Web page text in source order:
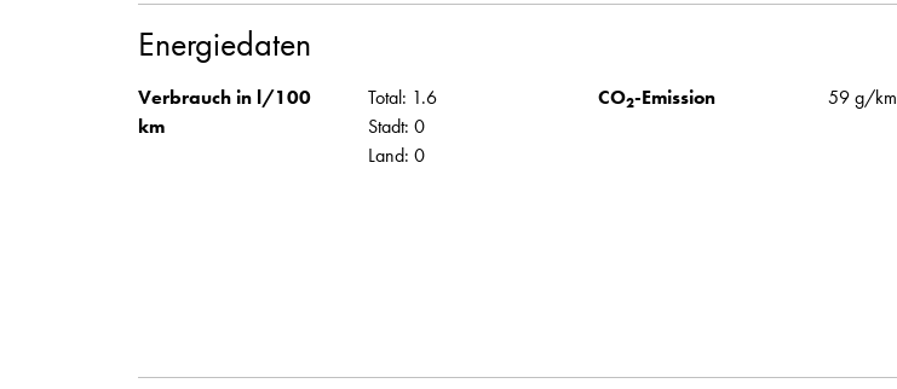
Energiedaten
Verbrauch in l/100
km
Total: 1.6
Stadt: 0
Land: 0
CO2-Emission 59 g/km